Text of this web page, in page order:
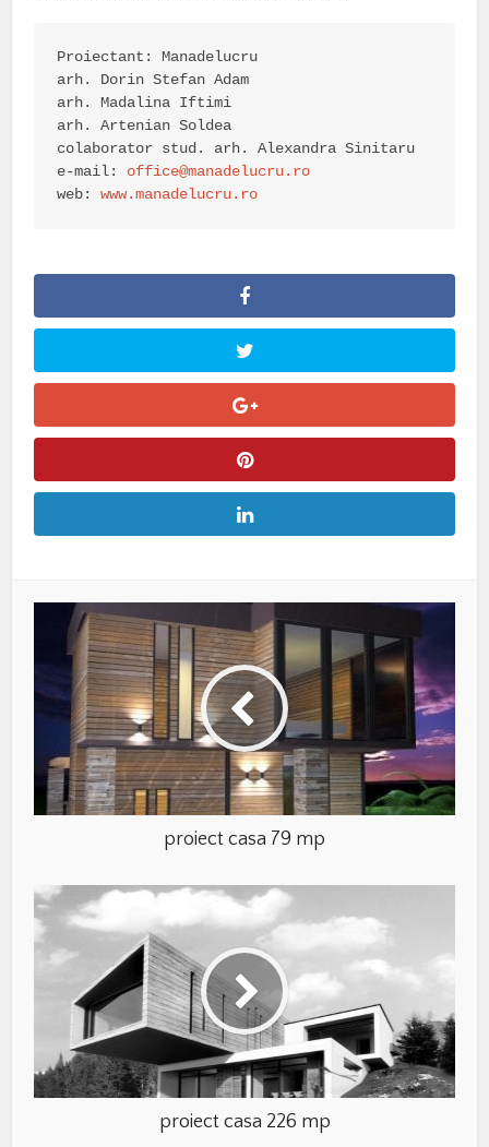
Proiectant: Manadelucru
arh. Dorin Stefan Adam
arh. Madalina Iftimi
arh. Artenian Soldea
colaborator stud. arh. Alexandra Sinitaru
e-mail: office@manadelucru.ro
web: www.manadelucru.ro
proiect casa 79 mp
proiect casa 226 mp